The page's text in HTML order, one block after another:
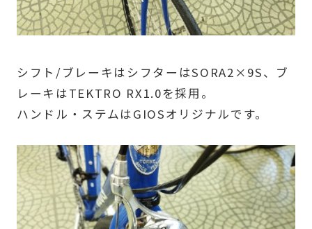
シフト/ブレーキはシフターはSORA2×9S、ブ
レーキはTEKTRO RX1.0を採用。
ハンドル・ステムはGIOSオリジナルです。